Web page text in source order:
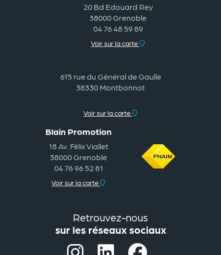
20 Bd Edouard Rey
38000 Grenoble
04 76 48 59 89
Voir sur la carte
615 rue du Général de Gaulle
38330 Montbonnot
Voir sur la carte
Blain Promotion
18 Av. Félix Viallet
38000 Grenoble
04 76 96 52 81
Voir sur la carte
Retrouvez-nous
sur les réseaux sociaux